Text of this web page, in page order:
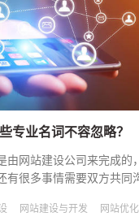
专业名词不容忽略？
网站建设公司来完成的，
有很多事情需要双方共同
时都会遇到麻烦。今天就让
网站建设与开发 网站优化